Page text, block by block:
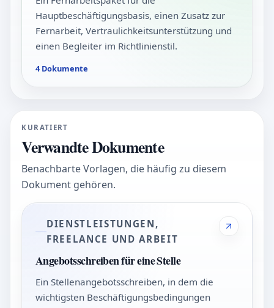
Hauptbeschäftigungsbasis, einen Zusatz zur
Fernarbeit, Vertraulichkeitsunterstützung und
einen Begleiter im Richtlinienstil.
4 Dokumente
KURATIERT
Verwandte Dokumente
Benachbarte Vorlagen, die häufig zu diesem
Dokument gehören.
DIENSTLEISTUNGEN,
FREELANCE UND ARBEIT
Angebotsschreiben für eine Stelle
Ein Stellenangebotsschreiben, in dem die
wichtigsten Beschäftigungsbedingungen